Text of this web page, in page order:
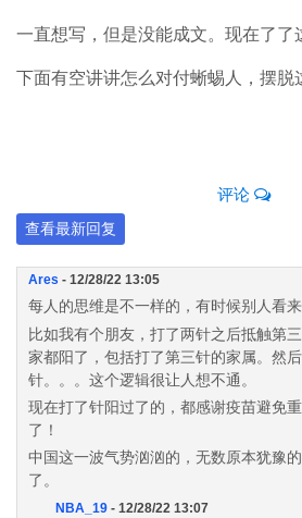
一直想写，但是没能成文。现在了了
下面有空讲讲怎么对付蜥蜴人，摆脱
评论
查看最新回复
Ares - 12/28/22 13:05
每人的思维是不一样的，有时候别人看来
比如我有个朋友，打了两针之后抵触第
家都阳了，包括打了第三针的家属。然
针。。。这个逻辑很让人想不通。
现在打了针阳过了的，都感谢疫苗避免
了！
中国这一波气势汹汹的，无数原本犹豫
了。
NBA_19 - 12/28/22 13:07